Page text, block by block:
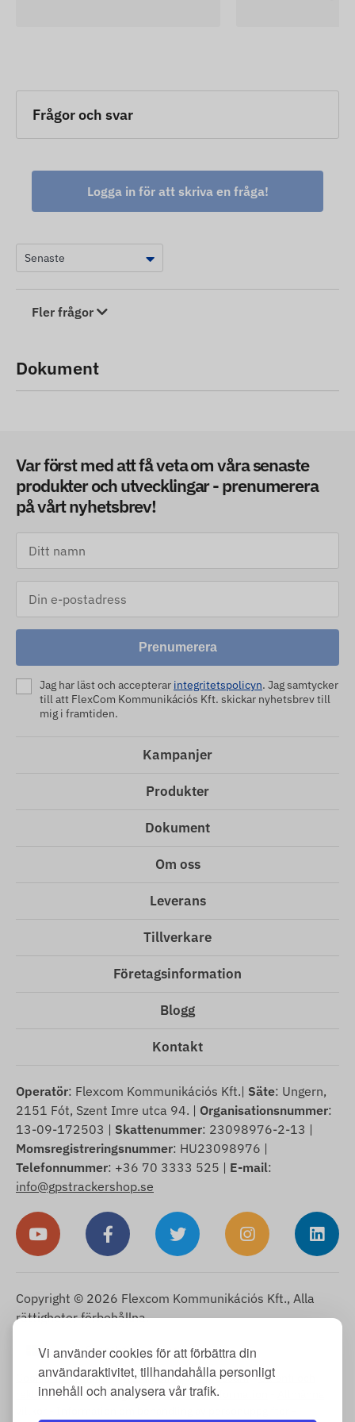
Vi använder cookies för att förbättra din
användaraktivitet, tillhandahålla personligt
innehåll och analysera vår trafik.
Frågor och svar
Logga in för att skriva en fråga!
Fler frågor
Dokument
Var först med att få veta om våra senaste
produkter och utvecklingar - prenumerera
på vårt nyhetsbrev!
Prenumerera
Jag har läst och accepterar integritetspolicyn. Jag samtycker
till att FlexCom Kommunikációs Kft. skickar nyhetsbrev till
mig i framtiden.
Kampanjer
Produkter
Dokument
Om oss
Leverans
Tillverkare
Företagsinformation
Blogg
Kontakt
Operatör: Flexcom Kommunikációs Kft.| Säte: Ungern,
2151 Fót, Szent Imre utca 94. | Organisationsnummer:
13-09-172503 | Skattenummer: 23098976-2-13 |
Momsregistreringsnummer: HU23098976 |
Telefonnummer: +36 70 3333 525 | E-mail:
info@gpstrackershop.se
Copyright © 2026 Flexcom Kommunikációs Kft., Alla
rättigheter förbehållna.
Svenska ▼
Cookie-information-Returpolicy-Impressum-Garanti och
reklamationsrätt- Ångerrätt-Leveransinformation